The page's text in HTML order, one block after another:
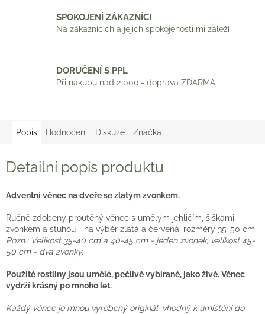
SPOKOJENÍ ZÁKAZNÍCI
Na zákaznících a jejich spokojenosti mi záleží
DORUČENÍ S PPL
Při nákupu nad 2 000,- doprava ZDARMA
Popis Hodnocení Diskuze Značka
Detailní popis produktu
Adventní věnec na dveře se zlatým zvonkem.
Ručně zdobený proutěný věnec s umělým jehličím, šiškami,
zvonkem a stuhou - na výběr zlatá a červená, rozměry 35-50 cm.
Pozn.: Velikost 35-40 cm a 40-45 cm - jeden zvonek, velikost 45-
50 cm - dva zvonky.
Použité rostliny jsou umělé, pečlivě vybírané, jako živé. Věnec
vydrží krásný po mnoho let.
Každý věnec je mnou vyrobený originál, vhodný k umístění do